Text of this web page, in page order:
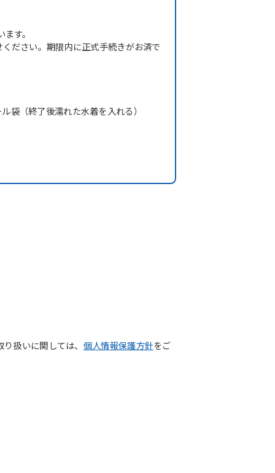
す。
ださい。期限内に正式手続きがお済で
（終了後濡れた水着を入れる）
扱いに関しては、 個人情報保護方針をご